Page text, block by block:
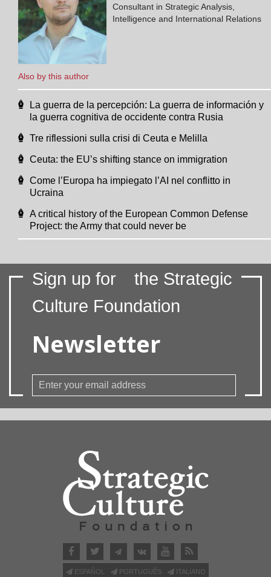
Also by this author
Consultant in Strategic Analysis,
Intelligence and International Relations
La guerra de la percepción: La guerra de información y
la guerra cognitiva de occidente contra Rusia
Tre riflessioni sulla crisi di Ceuta e Melilla
Ceuta: the EU’s shifting stance on immigration
Come l’Europa ha impiegato l’AI nel conflitto in
Ucraina
A critical history of the European Common Defense
Project: the Army that could never be
Sign up for
the Strategic
Culture Foundation
Newsletter
ESPAÑOL PORTUGUÊS ITALIANO